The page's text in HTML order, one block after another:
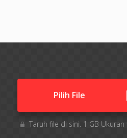
Pilih File
Taruh file di sini. 1 GB